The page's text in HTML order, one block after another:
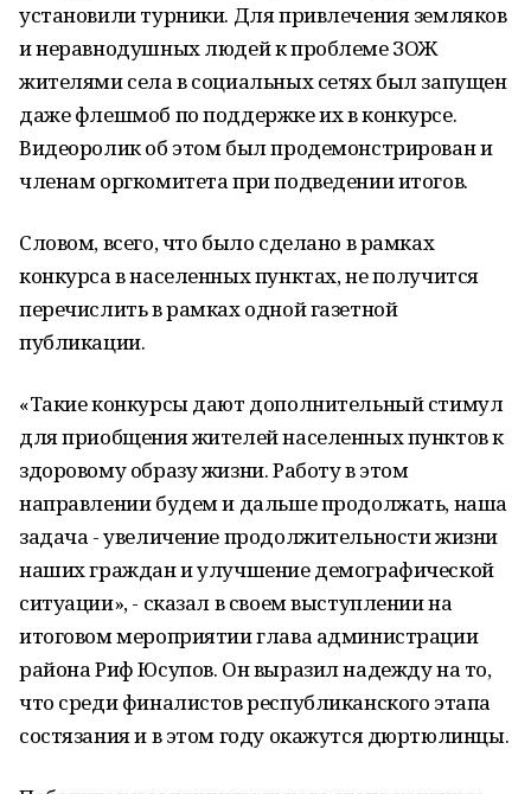
установили турники. Для привлечения земляков
и неравнодушных людей к проблеме ЗОЖ
жителями села в социальных сетях был запущен
даже флешмоб по поддержке их в конкурсе.
Видеоролик об этом был продемонстрирован и
членам оргкомитета при подведении итогов.
Словом, всего, что было сделано в рамках
конкурса в населенных пунктах, не получится
перечислить в рамках одной газетной
публикации.
«Такие конкурсы дают дополнительный стимул
для приобщения жителей населенных пунктов к
здоровому образу жизни. Работу в этом
направлении будем и дальше продолжать, наша
задача - увеличение продолжительности жизни
наших граждан и улучшение демографической
ситуации», - сказал в своем выступлении на
итоговом мероприятии глава администрации
района Риф Юсупов. Он выразил надежду на то,
что среди финалистов республиканского этапа
состязания и в этом году окажутся дюртюлинцы.